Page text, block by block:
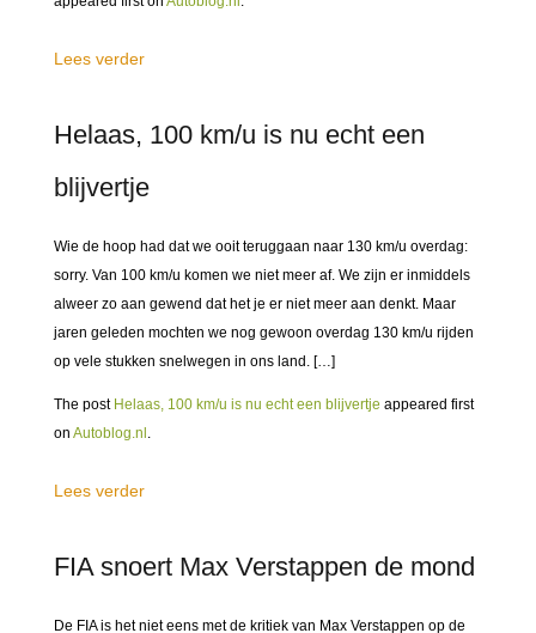
Lees verder
Helaas, 100 km/u is nu echt een
blijvertje
Wie de hoop had dat we ooit teruggaan naar 130 km/u overdag:
sorry. Van 100 km/u komen we niet meer af. We zijn er inmiddels
alweer zo aan gewend dat het je er niet meer aan denkt. Maar
jaren geleden mochten we nog gewoon overdag 130 km/u rijden
op vele stukken snelwegen in ons land. […]
The post Helaas, 100 km/u is nu echt een blijvertje appeared first
on Autoblog.nl .
Lees verder
FIA snoert Max Verstappen de mond
De FIA is het niet eens met de kritiek van Max Verstappen op de